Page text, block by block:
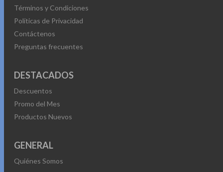
Términos y Condiciones
Políticas de Privacidad
Contáctenos
Preguntas frecuentes
DESTACADOS
Descuentos
Promo del Mes
Productos Nuevos
GENERAL
Quiénes Somos